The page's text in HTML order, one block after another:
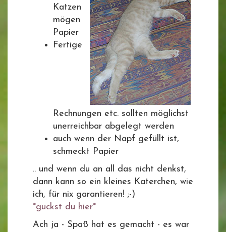
Katzen
mögen
Papier
Fertige
Rechnungen etc. sollten möglichst
unerreichbar abgelegt werden
auch wenn der Napf gefüllt ist,
schmeckt Papier
.. und wenn du an all das nicht denkst,
dann kann so ein kleines Katerchen, wie
ich, für nix garantieren! ;-)
*guckst du hier*
Ach ja - Spaß hat es gemacht - es war